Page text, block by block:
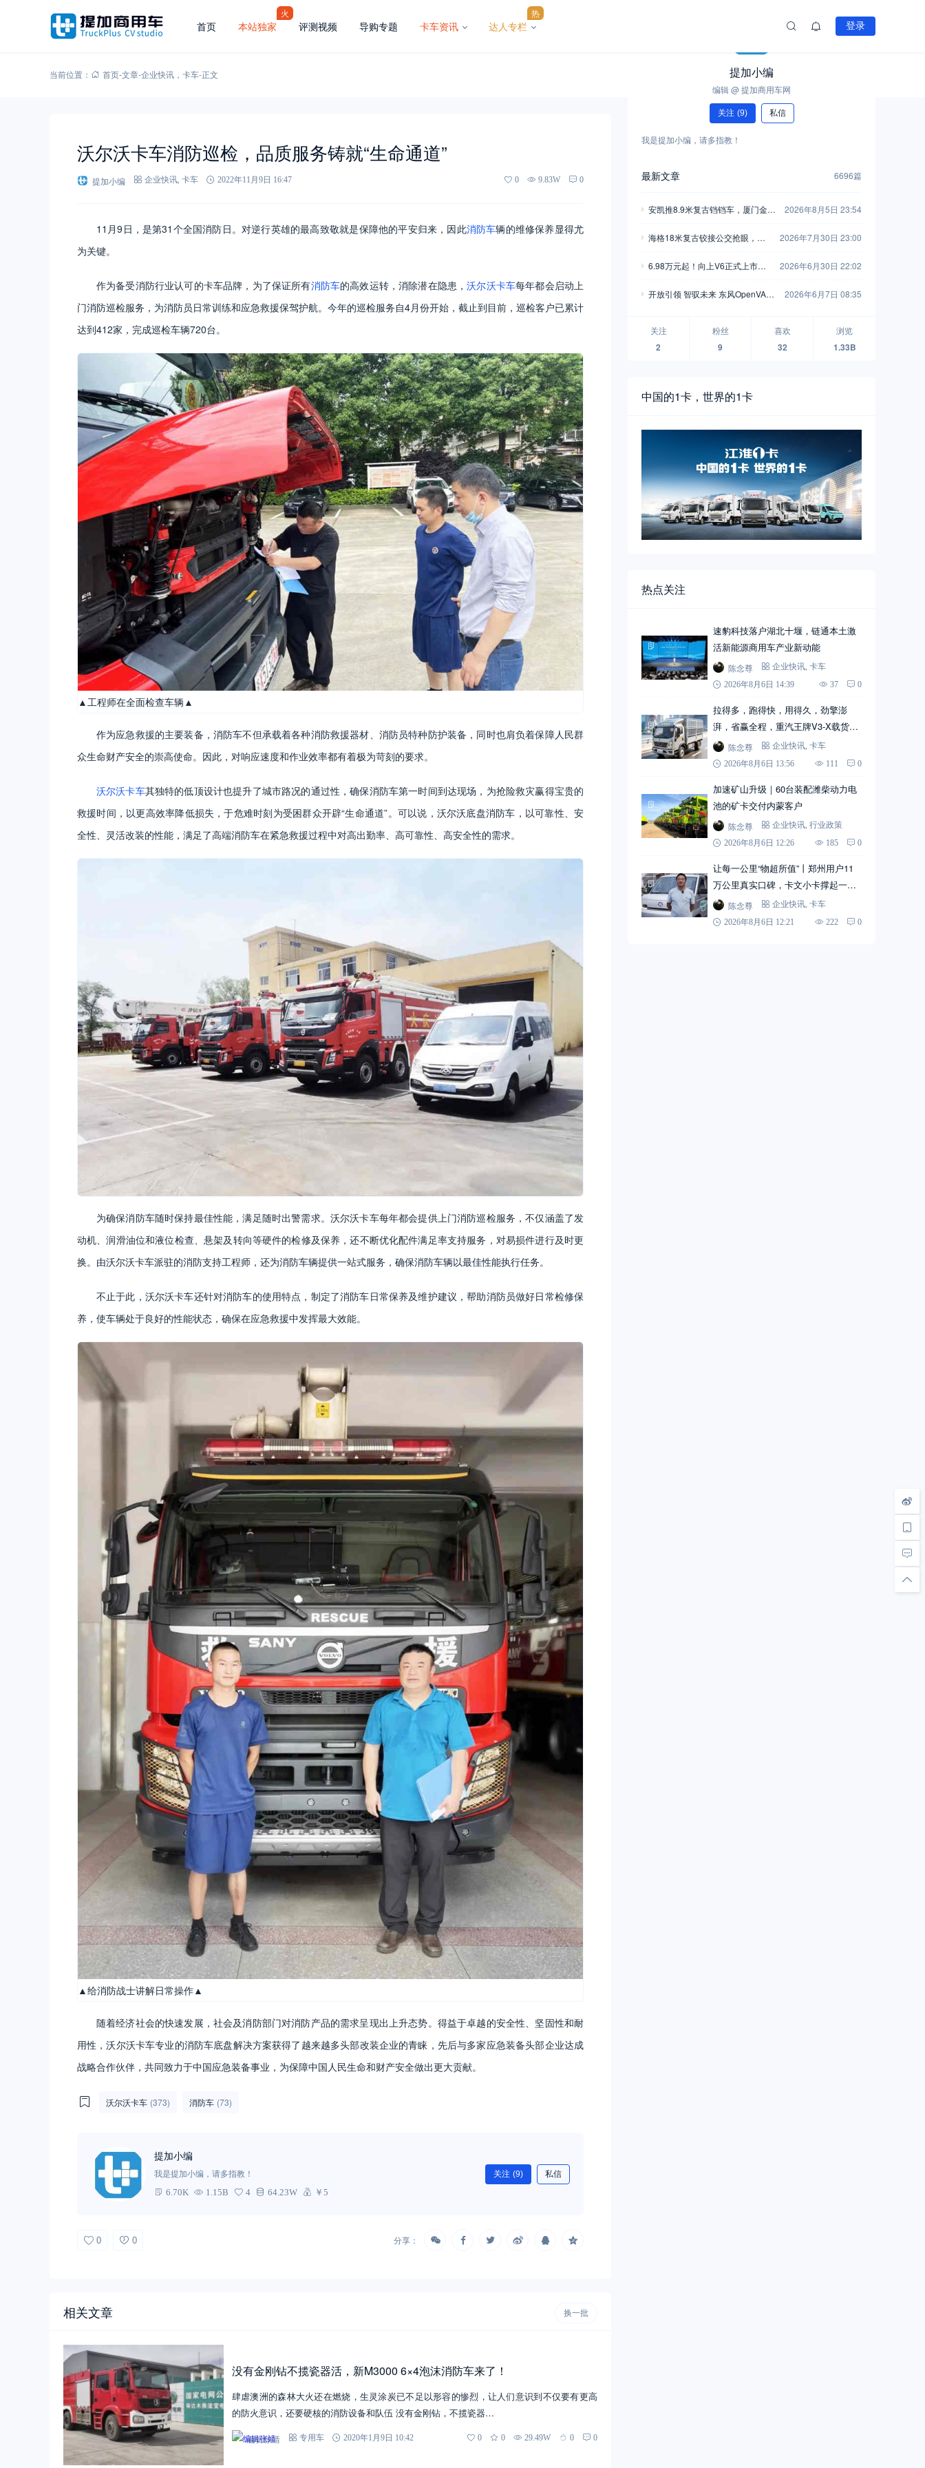
首页 本站独家
火
评测视频 导购专题 卡车资讯 达人专栏
热
登录
当前位置： 首页-文章-企业快讯 ， 卡车-正文
沃尔沃卡车消防巡检，品质服务铸就“生命通道”
提加小编 企业快讯 卡车 2022年11月9日 16:47 0 9.83W 0
11月9日，是第31个全国消防日。对逆行英雄的最高致敬就是保障他的平安归来，因此消防车辆的维修保养显得尤
为关键。
作为备受消防行业认可的卡车品牌，为了保证所有消防车的高效运转，消除潜在隐患，沃尔沃卡车每年都会启动上
门消防巡检服务，为消防员日常训练和应急救援保驾护航。今年的巡检服务自4月份开始，截止到目前，巡检客户已累计
达到412家，完成巡检车辆720台。
▲工程师在全面检查车辆▲
作为应急救援的主要装备，消防车不但承载着各种消防救援器材、消防员特种防护装备，同时也肩负着保障人民群
众生命财产安全的崇高使命。因此，对响应速度和作业效率都有着极为苛刻的要求。
沃尔沃卡车其独特的低顶设计也提升了城市路况的通过性，确保消防车第一时间到达现场，为抢险救灾赢得宝贵的
救援时间，以更高效率降低损失，于危难时刻为受困群众开辟“生命通道”。可以说，沃尔沃底盘消防车，以可靠性、安
全性、灵活改装的性能，满足了高端消防车在紧急救援过程中对高出勤率、高可靠性、高安全性的需求。
为确保消防车随时保持最佳性能，满足随时出警需求。沃尔沃卡车每年都会提供上门消防巡检服务，不仅涵盖了发
动机、润滑油位和液位检查、悬架及转向等硬件的检修及保养，还不断优化配件满足率支持服务，对易损件进行及时更
换。由沃尔沃卡车派驻的消防支持工程师，还为消防车辆提供一站式服务，确保消防车辆以最佳性能执行任务。
不止于此，沃尔沃卡车还针对消防车的使用特点，制定了消防车日常保养及维护建议，帮助消防员做好日常检修保
养，使车辆处于良好的性能状态，确保在应急救援中发挥最大效能。
▲给消防战士讲解日常操作▲
随着经济社会的快速发展，社会及消防部门对消防产品的需求呈现出上升态势。得益于卓越的安全性、坚固性和耐
用性，沃尔沃卡车专业的消防车底盘解决方案获得了越来越多头部改装企业的青睐，先后与多家应急装备头部企业达成
战略合作伙伴，共同致力于中国应急装备事业，为保障中国人民生命和财产安全做出更大贡献。
沃尔沃卡车 (373) 消防车 (73)
提加小编
我是提加小编，请多指教！
6.70K 1.15B 4 64.23W ￥5
关注 (9) 私信
0 0 分享：
相关文章 换一批
没有金刚钻不揽瓷器活，新M3000 6×4泡沫消防车来了！
肆虐澳洲的森林大火还在燃烧，生灵涂炭已不足以形容的惨烈，让人们意识到不仅要有更高
的防火意识，还要硬核的消防设备和队伍 没有金刚钻，不揽瓷器…
编辑张靖 专用车 2020年1月9日 10:42 0 0 29.49W 0 0
提加小编
编辑 @ 提加商用车网
关注 (9) 私信
我是提加小编，请多指教！
最新文章 6696篇
安凯推8.9米复古铛铛车，厦门金龙
9批新产品公示之M类客车篇（中）
2026年8月5日 23:54
海格18米复古铰接公交抢眼，大
8-409批新产品公示之M类客车篇
2026年7月30日 23:00
6.98万元起！向上V6正式上市，
新标杆
2026年6月30日 22:02
开放引领 智驭未来 东风OpenVAN
2026年6月7日 08:35
关注
2
粉丝
9
喜欢
32
浏览
1.33B
中国的1卡，世界的1卡
热点关注
速豹科技落户湖北十堰，链通本土激
活新能源商用车产业新动能
陈念尊 企业快讯 卡车
2026年8月6日 14:39
37 0
拉得多，跑得快，用得久，劲擎澎
湃，省赢全程，重汽王牌V3-X载货
车！陈念尊 企业快讯 卡车
2026年8月6日 13:56
111 0
加速矿山升级｜60台装配潍柴动力电
池的矿卡交付内蒙客户
陈念尊 企业快讯 行业政策
2026年8月6日 12:26
185 0
让每一公里“物超所值”丨郑州用户11
万公里真实口碑，卡文小卡撑起一个
家 陈念尊 企业快讯 卡车
2026年8月6日 12:21
222 0